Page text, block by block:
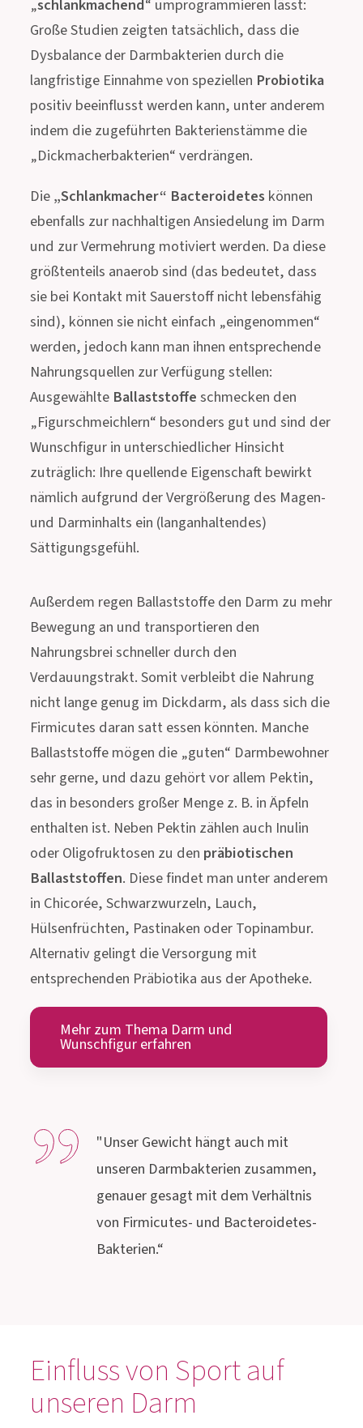
„schlankmachend“ umprogrammieren lässt:
Große Studien zeigten tatsächlich, dass die
Dysbalance der Darmbakterien durch die
langfristige Einnahme von speziellen Probiotika
positiv beeinflusst werden kann, unter anderem
indem die zugeführten Bakterienstämme die
„Dickmacherbakterien“ verdrängen.
Die„Schlankmacher“ Bacteroidetes können
ebenfalls zur nachhaltigen Ansiedelung im Darm
und zur Vermehrung motiviert werden. Da diese
größtenteils anaerob sind (das bedeutet, dass
sie bei Kontakt mit Sauerstoff nicht lebensfähig
sind), können sie nicht einfach „eingenommen“
werden, jedoch kann man ihnen entsprechende
Nahrungsquellen zur Verfügung stellen:
Ausgewählte Ballaststoffeschmecken den
„Figurschmeichlern“ besonders gut und sind der
Wunschfigur in unterschiedlicher Hinsicht
zuträglich: Ihre quellende Eigenschaft bewirkt
nämlich aufgrund der Vergrößerung des Magen-
und Darminhalts ein (langanhaltendes)
Sättigungsgefühl.
Außerdem regen Ballaststoffe den Darm zu mehr
Bewegung an und transportieren den
Nahrungsbrei schneller durch den
Verdauungstrakt. Somit verbleibt die Nahrung
nicht lange genug im Dickdarm, als dass sich die
Firmicutes daran satt essen könnten. Manche
Ballaststoffe mögen die „guten“ Darmbewohner
sehr gerne, und dazu gehört vor allem Pektin,
das in besonders großer Menge z. B. in Äpfeln
enthalten ist. Neben Pektin zählen auch Inulin
oder Oligofruktosen zu den präbiotischen
Ballaststoffen. Diese findet man unter anderem
in Chicorée, Schwarzwurzeln, Lauch,
Hülsenfrüchten, Pastinaken oder Topinambur.
Alternativ gelingt die Versorgung mit
entsprechenden Präbiotika aus der Apotheke.
Mehr zum Thema Darm und
Wunschfigur erfahren
"Unser Gewicht hängt auch mit
unseren Darmbakterien zusammen,
genauer gesagt mit dem Verhältnis
von Firmicutes- und Bacteroidetes-
Bakterien.“
Einfluss von Sport auf
unseren Darm